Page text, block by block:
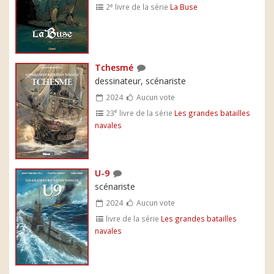
2e livre de la série La Buse
Tchesmé
dessinateur, scénariste
2024
Aucun vote
23e livre de la série Les grandes batailles
navales
U-9
scénariste
2024
Aucun vote
livre de la série Les grandes batailles
navales